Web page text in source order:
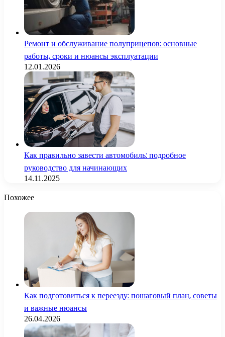
Ремонт и обслуживание полуприцепов: основные
работы, сроки и нюансы эксплуатации
12.01.2026
Как правильно завести автомобиль: подробное
руководство для начинающих
14.11.2025
Похожее
Как подготовиться к переезду: пошаговый план, советы
и важные нюансы
26.04.2026